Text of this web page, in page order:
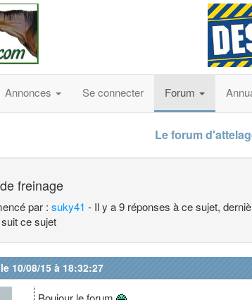
Annonces Se connecter Forum
Le forum
freinage
par : suky41 - Il y a 9 réponses à ce sujet,
ce sujet
10/08/15 à 18:32:27